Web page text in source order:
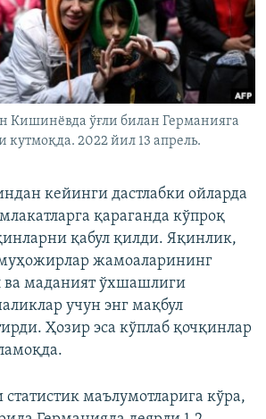
Кишинёвда ўғли билан Германияга
кутмоқда. 2022 йил 13 апрель.
кейинги дастлабки ойларда
қараганда кўпроқ
қабул қилди. Яқинлик,
жамоаларининг
ва маданият ўхшашлиги
учун энг мақбул
Ҳозир эса кўплаб қочқинлар
маълумотларига кўра,